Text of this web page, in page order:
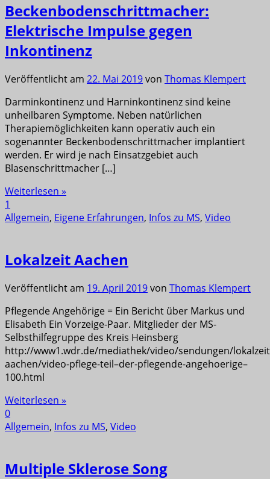
Beckenbodenschrittmacher:
Elektrische Impulse gegen
Inkontinenz
Veröffentlicht am 22. Mai 2019von Thomas Klempert
Darminkontinenz und Harninkontinenz sind keine
unheilbaren Symptome. Neben natürlichen
Therapiemöglichkeiten kann operativ auch ein
sogenannter Beckenbodenschrittmacher implantiert
werden. Er wird je nach Einsatzgebiet auch
Blasenschrittmacher […]
Weiterlesen »
1
Allgemein, Eigene Erfahrungen, Infos zu MS, Video
Lokalzeit Aachen
Veröffentlicht am 19. April 2019von Thomas Klempert
Pflegende Angehörige = Ein Bericht über Markus und
Elisabeth Ein Vorzeige-Paar. Mitglieder der MS-
Selbsthilfegruppe des Kreis Heinsberg
http://www1.wdr.de/mediathek/video/sendungen/
aachen/video-pflege-teil–der-pflegende-angehoerige–
100.html
Weiterlesen »
0
Allgemein, Infos zu MS, Video
Multiple Sklerose Song